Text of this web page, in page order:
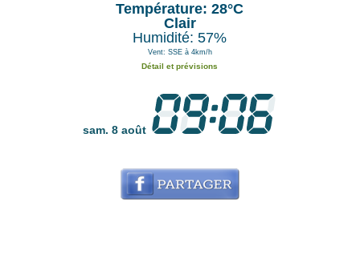
Température: 28°C
Clair
Humidité: 57%
Vent: SSE à 4km/h
Détail et prévisions
sam. 8 août